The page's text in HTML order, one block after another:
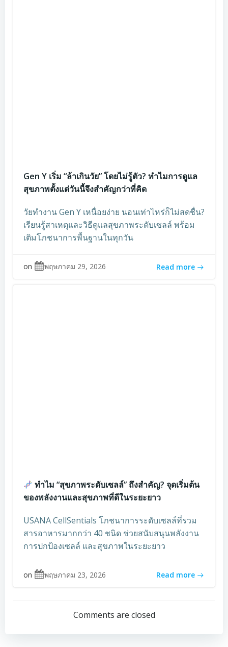
Gen Y เริ่ม “ล้าเกินวัย” โดยไม่รู้ตัว? ทำไมการดูแล
สุขภาพตั้งแต่วันนี้จึงสำคัญกว่าที่คิด
วัยทำงาน Gen Y เหนื่อยง่าย นอนเท่าไหร่ก็ไม่สดชื่น?
เรียนรู้สาเหตุและวิธีดูแลสุขภาพระดับเซลล์ พร้อม
เติมโภชนาการพื้นฐานในทุกวัน
on พฤษภาคม 29, 2026 Read more
ทำไม “สุขภาพระดับเซลล์” ถึงสำคัญ? จุดเริ่มต้น
ของพลังงานและสุขภาพที่ดีในระยะยาว
USANA CellSentials โภชนาการระดับเซลล์ที่รวม
สารอาหารมากกว่า 40 ชนิด ช่วยสนับสนุนพลังงาน
การปกป้องเซลล์ และสุขภาพในระยะยาว
on พฤษภาคม 23, 2026 Read more
Comments are closed